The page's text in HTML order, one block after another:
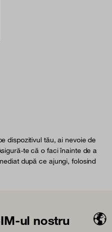
dispozitivul tău, ai nevoie de
te că o faci înainte de a
după ce ajungi, folosind
ul nostru